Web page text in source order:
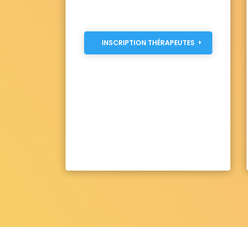
INSCRIPTION THÉRAPEUTES